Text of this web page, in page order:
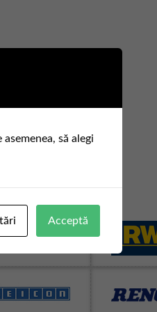
să alegi
Acceptă